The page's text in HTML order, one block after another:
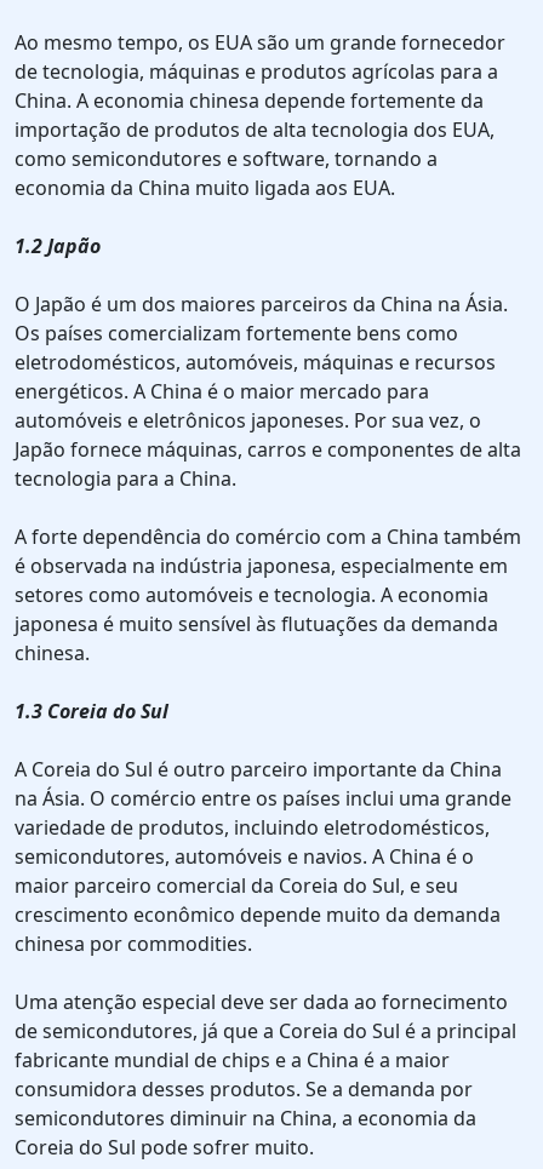
Ao mesmo tempo, os EUA são um grande fornecedor
de tecnologia, máquinas e produtos agrícolas para a
China. A economia chinesa depende fortemente da
importação de produtos de alta tecnologia dos EUA,
como semicondutores e software, tornando a
economia da China muito ligada aos EUA.
1.2 Japão
O Japão é um dos maiores parceiros da China na Ásia.
Os países comercializam fortemente bens como
eletrodomésticos, automóveis, máquinas e recursos
energéticos. A China é o maior mercado para
automóveis e eletrônicos japoneses. Por sua vez, o
Japão fornece máquinas, carros e componentes de alta
tecnologia para a China.
A forte dependência do comércio com a China também
é observada na indústria japonesa, especialmente em
setores como automóveis e tecnologia. A economia
japonesa é muito sensível às flutuações da demanda
chinesa.
1.3 Coreia do Sul
A Coreia do Sul é outro parceiro importante da China
na Ásia. O comércio entre os países inclui uma grande
variedade de produtos, incluindo eletrodomésticos,
semicondutores, automóveis e navios. A China é o
maior parceiro comercial da Coreia do Sul, e seu
crescimento econômico depende muito da demanda
chinesa por commodities.
Uma atenção especial deve ser dada ao fornecimento
de semicondutores, já que a Coreia do Sul é a principal
fabricante mundial de chips e a China é a maior
consumidora desses produtos. Se a demanda por
semicondutores diminuir na China, a economia da
Coreia do Sul pode sofrer muito.